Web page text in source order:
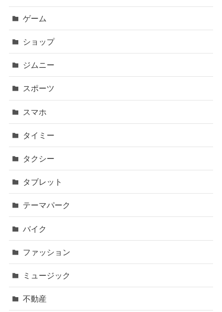
ゲーム
ショップ
ジムニー
スポーツ
スマホ
タイミー
タクシー
タブレット
テーマパーク
バイク
ファッション
ミュージック
不動産